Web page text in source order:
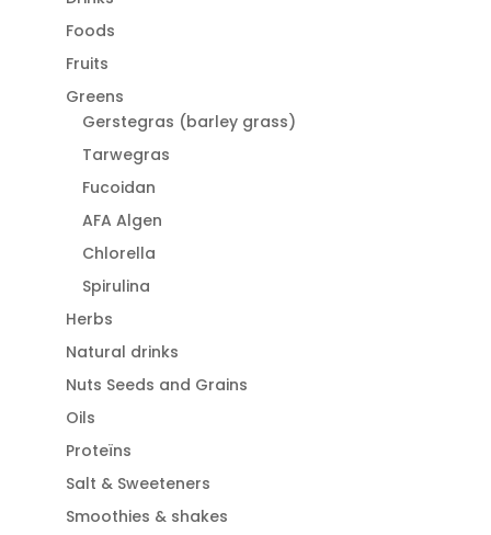
Foods
Fruits
Greens
Gerstegras (barley grass)
Tarwegras
Fucoidan
AFA Algen
Chlorella
Spirulina
Herbs
Natural drinks
Nuts Seeds and Grains
Oils
Proteïns
Salt & Sweeteners
Smoothies & shakes